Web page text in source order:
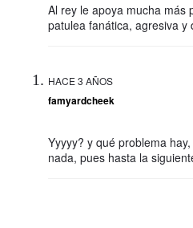
Al rey le apoya mucha más
patulea fanática, agresiva
HACE 3 AÑOS
famyardcheek
Yyyyy? y qué problema
nada, pues hasta la